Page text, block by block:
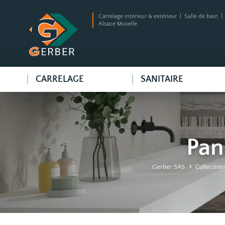
Carrelage intérieur & extérieur | Salle de bain |
Alsace Moselle
CARRELAGE SANITAIRE
Gerber SAS